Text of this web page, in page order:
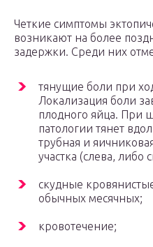
Четкие симптомы
возникают на более
задержки. Среди них
тянущие боли при
Локализация боли
плодного яйца. При
патологии тянет
трубная и
участка (слева, либо
скудные
обычных месячных;
кровотечение;